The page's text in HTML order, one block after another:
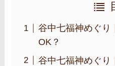
谷中七福神めぐり
OK？
谷中七福神めぐり